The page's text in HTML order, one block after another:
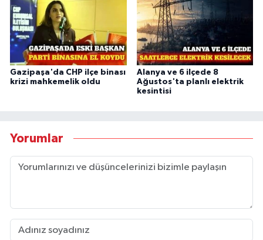
Gazipaşa'da CHP ilçe binası
krizi mahkemelik oldu
Alanya ve 6 ilçede 8
Ağustos'ta planlı elektrik
kesintisi
Yorumlar